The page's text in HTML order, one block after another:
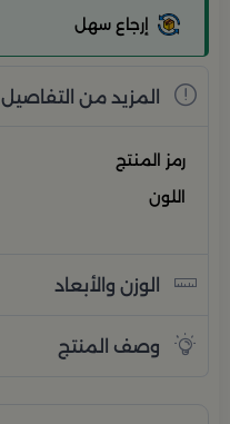
إرجاع سهل
المزيد من التفاصيل
رمز المنتج
اللون
الوزن والأبعاد
وصف المنتج